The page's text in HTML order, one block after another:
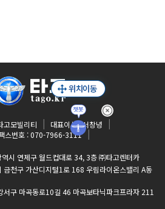
고모빌리티
대표이사 : 서창녕
스번호 : 070-7966-3111
시 연제구 월드컵대로 34, 3층 ㈜타고렌터카
천구 가산디지털1로 168 우림라이온스밸리 A동
구 마곡동로10길 46 마곡보타닉파크프라자 211